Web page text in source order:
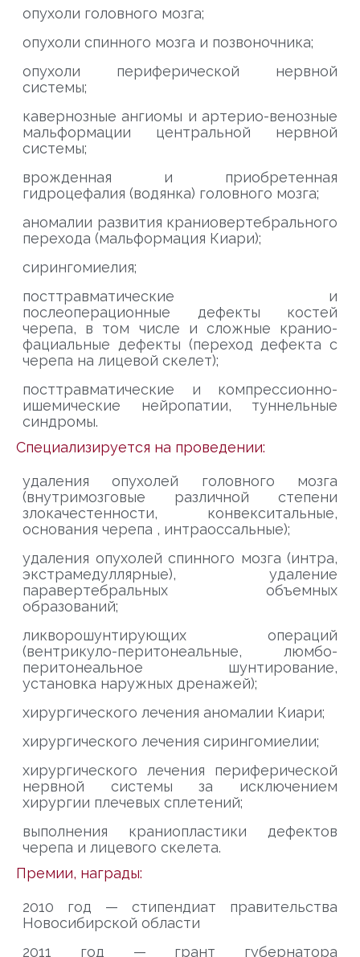
опухоли головного мозга;
опухоли спинного мозга и позвоночника;
опухоли периферической нервной
системы;
кавернозные ангиомы и артерио-венозные
мальформации центральной нервной
системы;
врожденная и приобретенная
гидроцефалия (водянка) головного мозга;
аномалии развития краниовертебрального
перехода (мальформация Киари);
сирингомиелия;
посттравматические и
послеоперационные дефекты костей
черепа, в том числе и сложные кранио-
фациальные дефекты (переход дефекта с
черепа на лицевой скелет);
посттравматические и компрессионно-
ишемические нейропатии, туннельные
синдромы.
Специализируется на проведении:
удаления опухолей головного мозга
(внутримозговые различной степени
злокачестенности, конвекситальные,
основания черепа , интраоссальные);
удаления опухолей спинного мозга (интра,
экстрамедуллярные), удаление
паравертебральных объемных
образований;
ликворошунтирующих операций
(вентрикуло-перитонеальные, люмбо-
перитонеальное шунтирование,
установка наружных дренажей);
хирургического лечения аномалии Киари;
хирургического лечения сирингомиелии;
хирургического лечения периферической
нервной системы за исключением
хирургии плечевых сплетений;
выполнения краниопластики дефектов
черепа и лицевого скелета.
Премии, награды:
2010 год — стипендиат правительства
Новосибирской области
2011 год — грант губернатора